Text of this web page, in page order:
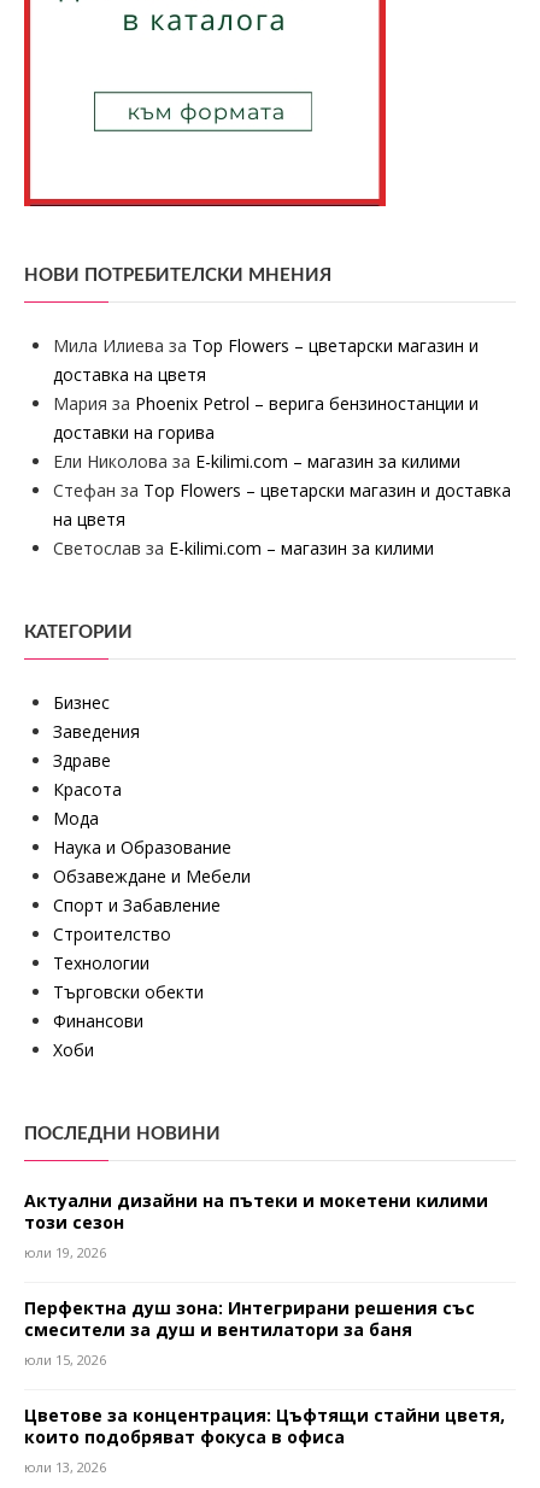
НОВИ ПОТРЕБИТЕЛСКИ МНЕНИЯ
Мила Илиева за Top Flowers – цветарски магазин и
доставка на цветя
Мария за Phoenix Petrol – верига бензиностанции и
доставки на горива
Ели Николова за E-kilimi.com – магазин за килими
Стефан за Top Flowers – цветарски магазин и доставка
на цветя
Светослав за E-kilimi.com – магазин за килими
КАТЕГОРИИ
Бизнес
Заведения
Здраве
Красота
Мода
Наука и Образование
Обзавеждане и Мебели
Спорт и Забавление
Строителство
Технологии
Търговски обекти
Финансови
Хоби
ПОСЛЕДНИ НОВИНИ
Актуални дизайни на пътеки и мокетени килими
този сезон
юли 19, 2026
Перфектна душ зона: Интегрирани решения със
смесители за душ и вентилатори за баня
юли 15, 2026
Цветове за концентрация: Цъфтящи стайни цветя,
които подобряват фокуса в офиса
юли 13, 2026